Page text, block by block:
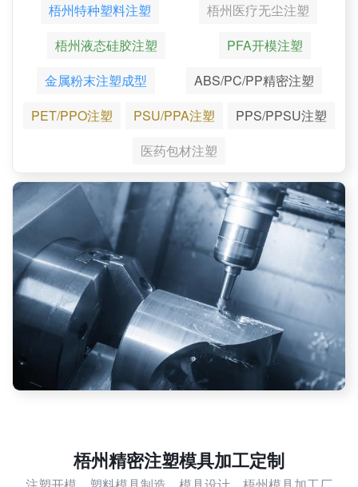
梧州特种塑料注塑
梧州医疗无尘注塑
梧州液态硅胶注塑
PFA开模注塑
金属粉末注塑成型
ABS/PC/PP精密注塑
PET/PPO注塑
PSU/PPA注塑
PPS/PPSU注塑
医药包材注塑
梧州精密注塑模具加工定制